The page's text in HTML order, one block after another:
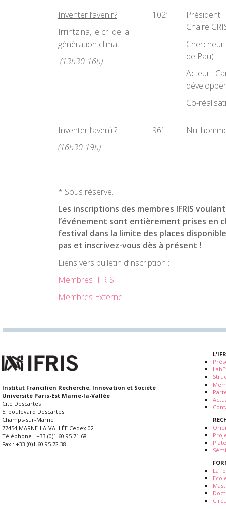
Inventer l’avenir?
Irrintzina, le cri de la
génération climat
(13h30-16h)
102′
Président
Chaire
de Pau)
Acteur :
Co-
Inventer l’avenir?
(16h30-19h)
96′ Nul
* Sous réserve.
Les inscriptions des membres IFRIS
l’événement sont entièrement prises en
festival dans la limite des places
pas et inscrivez-vous dès à présent !
Liens vers bulletin d’inscription :
Membres IFRIS
Membres Externe
Institut Francilien Recherche, Innovation et Société
Université Paris-Est Marne-la-Vallée
Cité Descartes
5, boulevard Descartes
Champs-sur-Marne
77454 MARNE-LA-VALLÉE Cedex 02
Téléphone : +33.(0)1.60.95.71.68
Fax : +33.(0)1.60.95.72.38
La